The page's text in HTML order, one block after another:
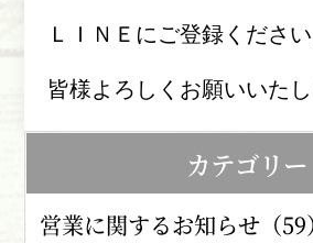
ＬＩＮＥにご登録ください
皆様よろしくお願いいたし
カテゴリー
営業に関するお知らせ（59）